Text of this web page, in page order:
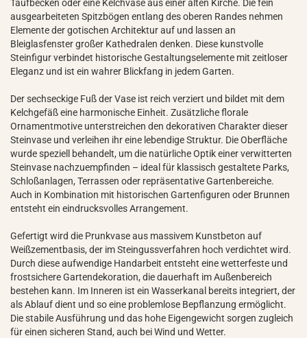
Taufbecken oder eine Kelchvase aus einer alten Kirche. Die fein
ausgearbeiteten Spitzbögen entlang des oberen Randes nehmen
Elemente der gotischen Architektur auf und lassen an
Bleiglasfenster großer Kathedralen denken. Diese kunstvolle
Steinfigur verbindet historische Gestaltungselemente mit zeitloser
Eleganz und ist ein wahrer Blickfang in jedem Garten.
Der sechseckige Fuß der Vase ist reich verziert und bildet mit dem
Kelchgefäß eine harmonische Einheit. Zusätzliche florale
Ornamentmotive unterstreichen den dekorativen Charakter dieser
Steinvase und verleihen ihr eine lebendige Struktur. Die Oberfläche
wurde speziell behandelt, um die natürliche Optik einer verwitterten
Steinvase nachzuempfinden – ideal für klassisch gestaltete Parks,
Schloßanlagen, Terrassen oder repräsentative Gartenbereiche.
Auch in Kombination mit historischen Gartenfiguren oder Brunnen
entsteht ein eindrucksvolles Arrangement.
Gefertigt wird die Prunkvase aus massivem Kunstbeton auf
Weißzementbasis, der im Steingussverfahren hoch verdichtet wird.
Durch diese aufwendige Handarbeit entsteht eine wetterfeste und
frostsichere Gartendekoration, die dauerhaft im Außenbereich
bestehen kann. Im Inneren ist ein Wasserkanal bereits integriert, der
als Ablauf dient und so eine problemlose Bepflanzung ermöglicht.
Die stabile Ausführung und das hohe Eigengewicht sorgen zugleich
für einen sicheren Stand, auch bei Wind und Wetter.